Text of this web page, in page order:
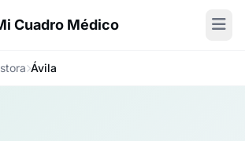
Cuadro Médico
Ávila